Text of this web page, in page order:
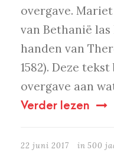
overgave.
van Bethanië las
handen van
1582). Deze
overgave aan
Verder lezen
22 juni 2017 in 500